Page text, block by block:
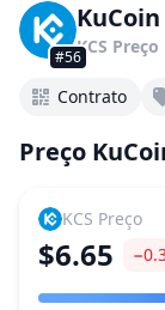
#56KCS Preço
Contrato
Preço
KCS Preço
$6.65